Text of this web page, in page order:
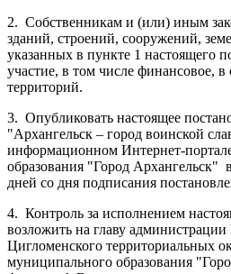
2. Собственникам и (или) иным
зданий, строений, сооружений,
указанных в пункте 1 настоящего
участие, в том числе финансовое,
территорий.
3. Опубликовать настоящее
"Архангельск – город воинской
информационном Интернет-
образования "Город Архангельск"
дней со дня подписания
4. Контроль за исполнением
возложить на главу администрации
Цигломенского территориальных
муниципального образования